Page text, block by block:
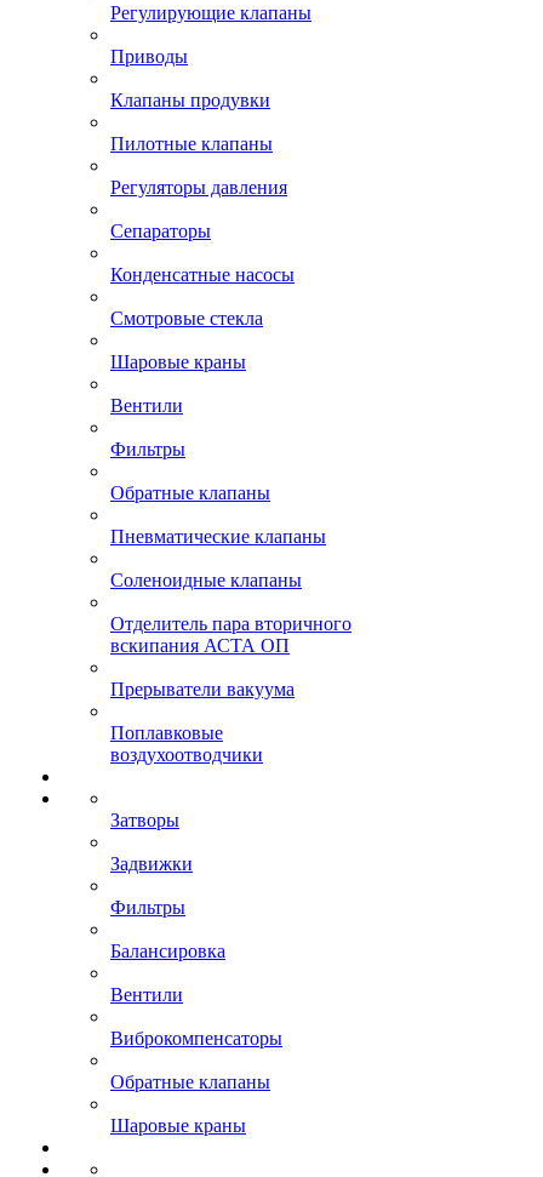
Регулирующие клапаны
Приводы
Клапаны продувки
Пилотные клапаны
Регуляторы давления
Сепараторы
Конденсатные насосы
Смотровые стекла
Шаровые краны
Вентили
Фильтры
Обратные клапаны
Пневматические клапаны
Соленоидные клапаны
Отделитель пара вторичного
вскипания АСТА ОП
Прерыватели вакуума
Поплавковые
воздухоотводчики
Затворы
Задвижки
Фильтры
Балансировка
Вентили
Виброкомпенсаторы
Обратные клапаны
Шаровые краны